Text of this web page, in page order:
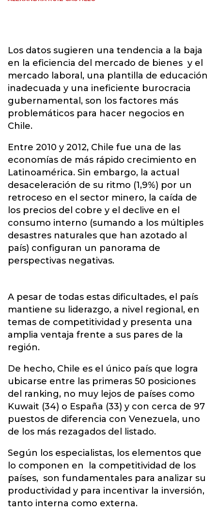
Los datos sugieren una tendencia a la baja
en la eficiencia del mercado de bienes y el
mercado laboral, una plantilla de educación
inadecuada y una ineficiente burocracia
gubernamental, son los factores más
problemáticos para hacer negocios en
Chile.
Entre 2010 y 2012, Chile fue una de las
economías de más rápido crecimiento en
Latinoamérica. Sin embargo, la actual
desaceleración de su ritmo (1,9%) por un
retroceso en el sector minero, la caída de
los precios del cobre y el declive en el
consumo interno (sumando a los múltiples
desastres naturales que han azotado al
país) configuran un panorama de
perspectivas negativas.
A pesar de todas estas dificultades, el país
mantiene su liderazgo, a nivel regional, en
temas de competitividad y presenta una
amplia ventaja frente a sus pares de la
región.
De hecho, Chile es el único país que logra
ubicarse entre las primeras 50 posiciones
del ranking, no muy lejos de países como
Kuwait (34) o España (33) y con cerca de 97
puestos de diferencia con Venezuela, uno
de los más rezagados del listado.
Según los especialistas, los elementos que
lo componen en la competitividad de los
países, son fundamentales para analizar su
productividad y para incentivar la inversión,
tanto interna como externa.